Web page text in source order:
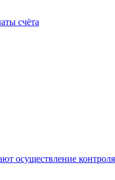
счёта
осуществление